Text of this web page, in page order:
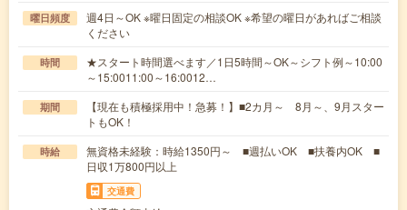
曜日頻度
週4日～OK ※曜日固定の相談OK ※希望の曜日があればご相談
ください
時間
★スタート時間選べます／1日5時間～OK～シフト例～10:00
～15:0011:00～16:0012…
期間
【現在も積極採用中！急募！】■2カ月～ 8月～、9月スター
トもOK！
時給
無資格未経験：時給1350円～ ■週払いOK ■扶養内OK ■
日収1万800円以上
交通費